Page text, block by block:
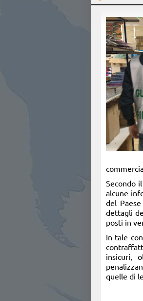
Secondo
alcune
del
dettagli
posti in
In tale
insicuri,
quelle di